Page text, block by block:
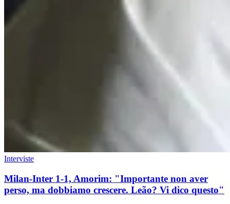
Interviste
Milan-Inter 1-1, Amorim: "Importante non aver
perso, ma dobbiamo crescere. Leão? Vi dico questo"